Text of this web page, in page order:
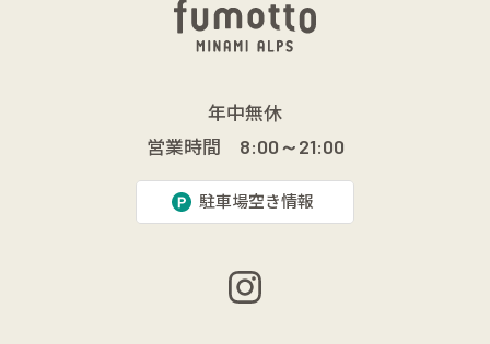
年中無休
営業時間
8:00～21:00
駐車場空き情報